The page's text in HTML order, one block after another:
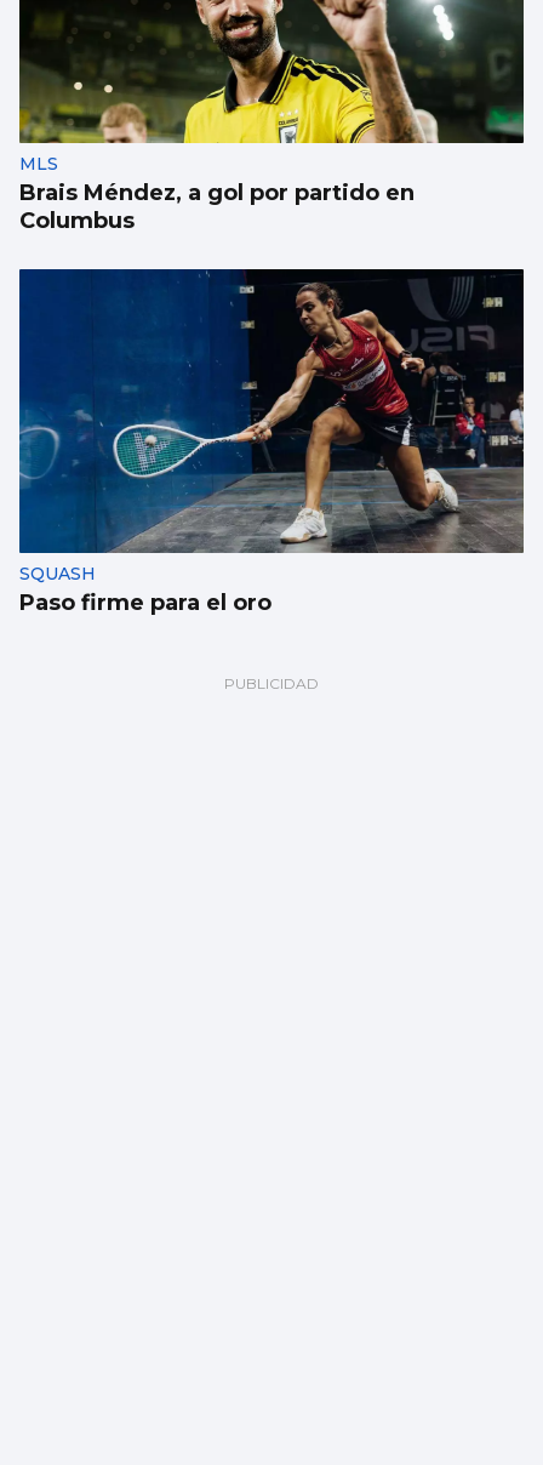
MLS
Brais Méndez, a gol por partido en
Columbus
SQUASH
Paso firme para el oro